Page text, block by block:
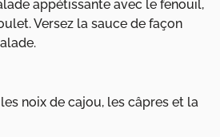
appétissante avec le fenouil,
Versez la sauce de façon
noix de cajou, les câpres et la